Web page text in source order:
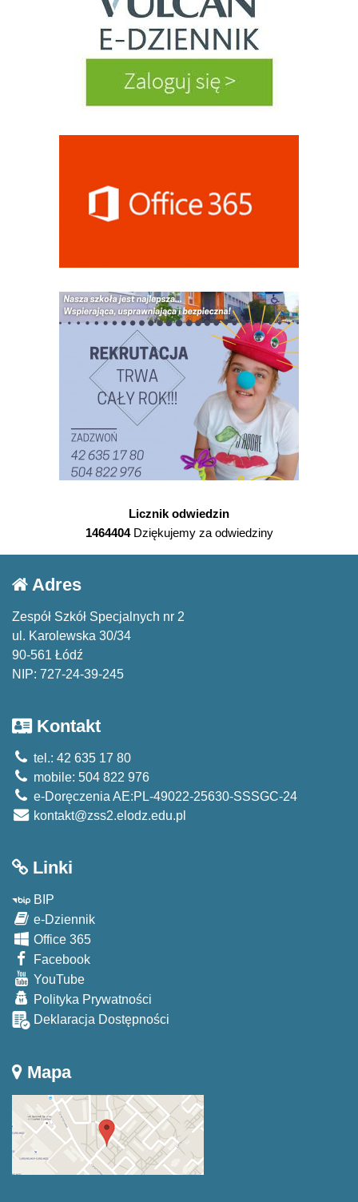
Licznik odwiedzin
1464404Dziękujemy za odwiedziny
Adres
Zespół Szkół Specjalnych nr 2
ul. Karolewska 30/34
90-561 Łódź
NIP: 727-24-39-245
Kontakt
tel.: 42 635 17 80
mobile: 504 822 976
e-Doręczenia AE:PL-49022-25630-SSSGC-24
kontakt@zss2.elodz.edu.pl
Linki
BIP
e-Dziennik
Office 365
Facebook
YouTube
Polityka Prywatności
Deklaracja Dostępności
Mapa